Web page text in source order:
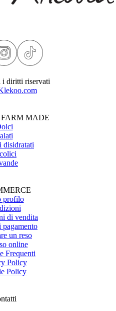
diritti riservati
MADE
disidratati
profilo
di vendita
un reso
online
Frequenti
Policy
Policy